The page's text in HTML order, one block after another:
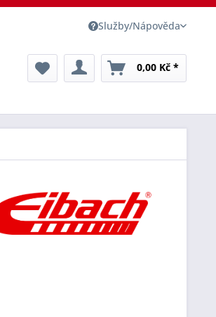
Služby/Nápověda
0,00 Kč *